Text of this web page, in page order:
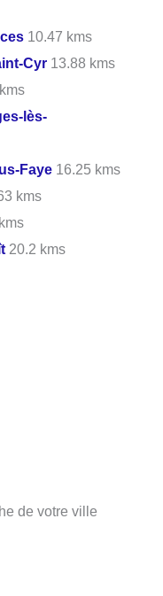
10.47 kms
Cyr 13.88 kms
lès-
Faye 16.25 kms
kms
20.2 kms
de votre ville